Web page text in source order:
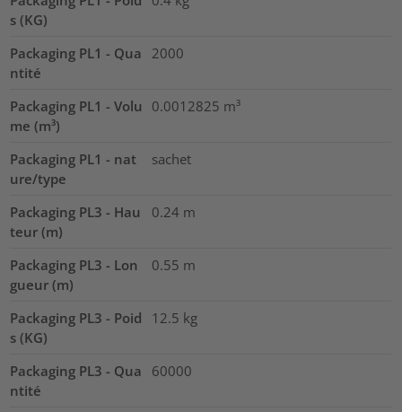
s (KG)
Packaging PL1 - Qua
ntité
2000
Packaging PL1 - Volu
me (m³)
0.0012825 m³
Packaging PL1 - nat
ure/type
sachet
Packaging PL3 - Hau
teur (m)
0.24 m
Packaging PL3 - Lon
gueur (m)
0.55 m
Packaging PL3 - Poid
s (KG)
12.5 kg
Packaging PL3 - Qua
ntité
60000